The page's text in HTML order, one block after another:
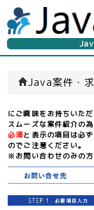
Java案件・
にご興味をお持ちいた
スムーズな案件紹介の
必須と表示の項目は必
のでご注意ください。
※お問い合わせのみの方